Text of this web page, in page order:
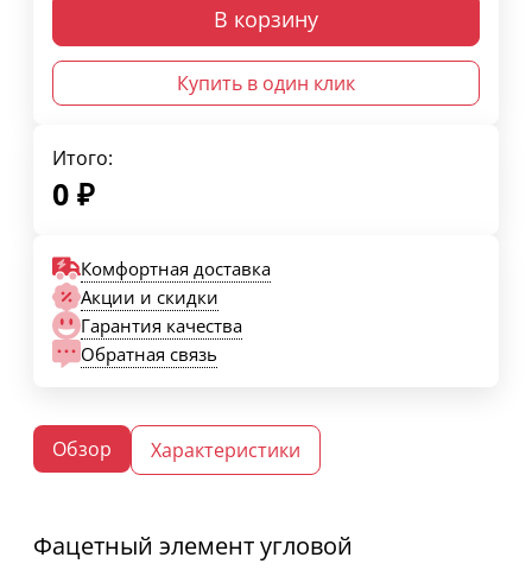
В корзину
Купить в один клик
Итого:
0 ₽
Комфортная доставка
Акции и скидки
Гарантия качества
Обратная связь
Обзор Характеристики
Фацетный элемент угловой